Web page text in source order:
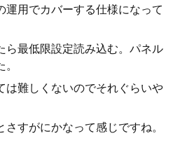
運用でカバーする仕様になって
ら最低限設定読み込む。パネル
は難しくないのでそれぐらいや
すがにかなって感じですね。